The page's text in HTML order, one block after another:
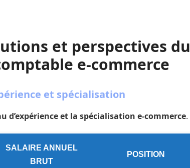
et perspectives du
e-commerce
et spécialisation
d’expérience et la spécialisation e-commerce.
SALAIRE ANNUEL
BRUT
POSITION